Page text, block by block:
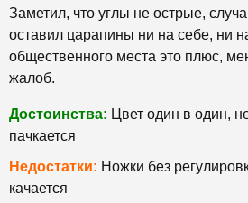
Заметил, что углы не острые,
оставил царапины ни на себе, ни
общественного места это плюс,
жалоб.
Достоинства: Цвет один в один,
пачкается
Недостатки: Ножки без
качается